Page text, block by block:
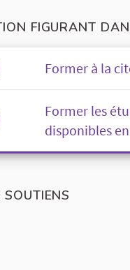
FIGURANT
Former à la
Former les
disponibles
SOUTIENS